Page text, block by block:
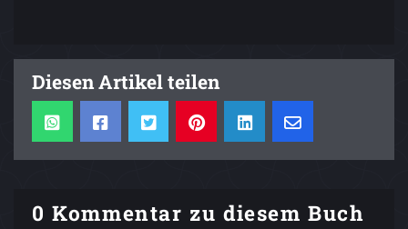
Diesen Artikel teilen
0 Kommentar zu diesem Buch